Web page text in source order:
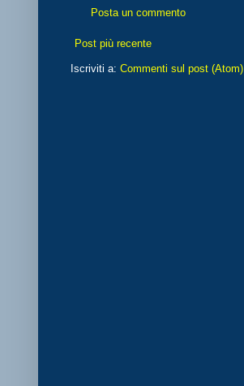
Posta un commento
Post più recente
Iscriviti a: Commenti sul post (Atom)